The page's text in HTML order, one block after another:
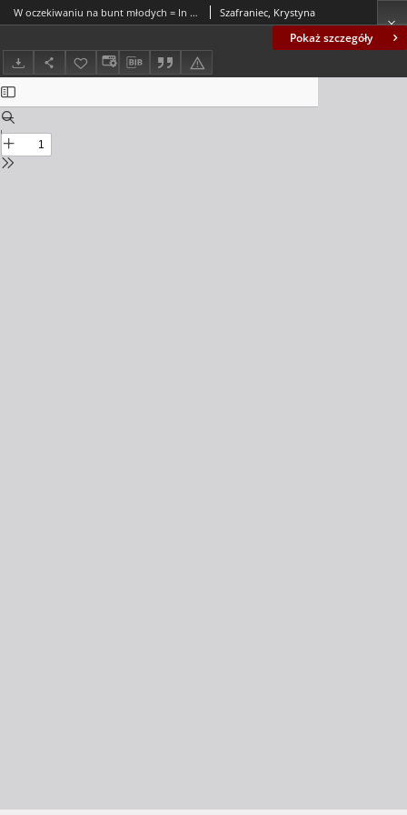
Pokaż szczegóły
W oczekiwaniu na bunt młodych = In anticipation of the youth rebellion Szafraniec, Krystyna